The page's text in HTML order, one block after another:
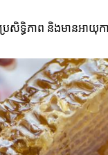
សិទ្ធិភាព និងមានអាយុ